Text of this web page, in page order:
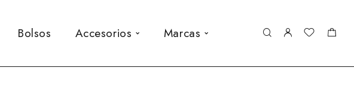
Bolsos Accesorios Marcas